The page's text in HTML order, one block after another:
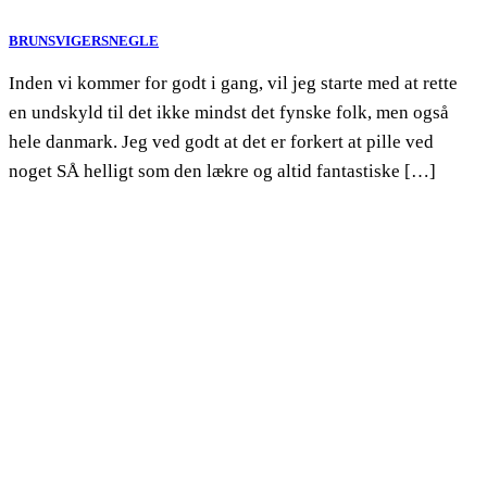
BRUNSVIGERSNEGLE
Inden vi kommer for godt i gang, vil jeg starte med at rette
en undskyld til det ikke mindst det fynske folk, men også
hele danmark. Jeg ved godt at det er forkert at pille ved
noget SÅ helligt som den lækre og altid fantastiske […]